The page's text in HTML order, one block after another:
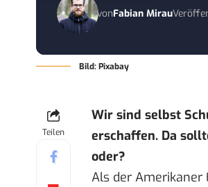
vonFabian Mirau
Bild: Pixabay
Teilen
Wir sind selbst
erschaffen. Da
oder?
Als der Amerikaner